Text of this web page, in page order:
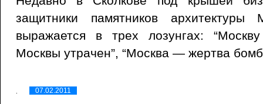
защитники памятников архитектуры
выражается в трех лозунгах:
Москвы утрачен”, “Москва — жертва
07.02.2011